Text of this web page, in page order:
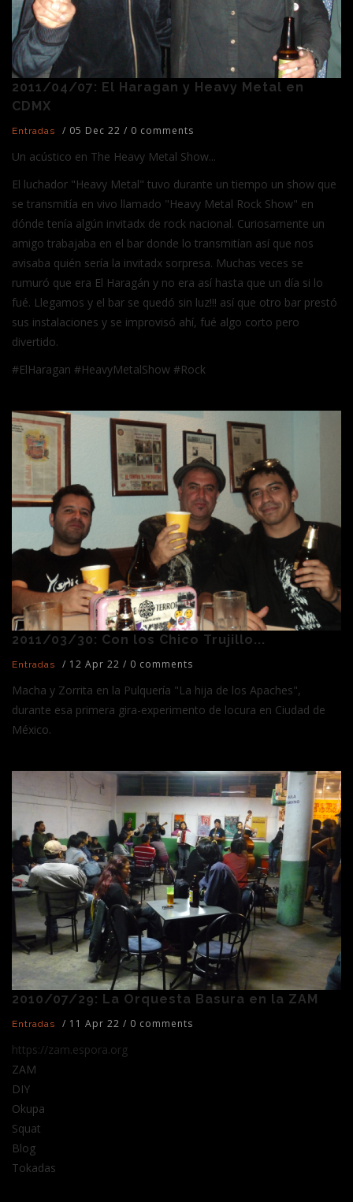
2011/04/07: El Haragan y Heavy Metal en
CDMX
Entradas / 05 Dec 22 / 0 comments
Un acústico en The Heavy Metal Show...
El luchador "Heavy Metal" tuvo durante un tiempo un show que
se transmitía en vivo llamado "Heavy Metal Rock Show" en
dónde tenía algún invitadx de rock nacional. Curiosamente un
amigo trabajaba en el bar donde lo transmitían así que nos
avisaba quién sería la invitadx sorpresa. Muchas veces se
rumuró que era El Haragán y no era así hasta que un día si lo
fué. Llegamos y el bar se quedó sin luz!!! así que otro bar prestó
sus instalaciones y se improvisó ahí, fué algo corto pero
divertido.
#ElHaragan #HeavyMetalShow #Rock
2011/03/30: Con los Chico Trujillo...
Entradas / 12 Apr 22 / 0 comments
Macha y Zorrita en la Pulquería "La hija de los Apaches",
durante esa primera gira-experimento de locura en Ciudad de
México.
2010/07/29: La Orquesta Basura en la ZAM
Entradas / 11 Apr 22 / 0 comments
https://zam.espora.org
ZAM
DIY
Okupa
Squat
Blog
Tokadas